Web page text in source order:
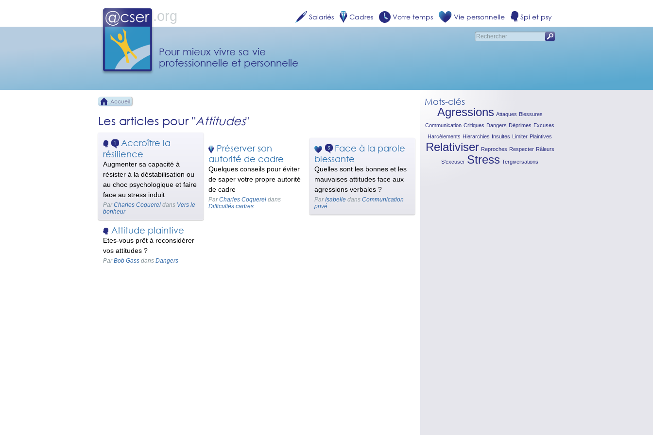
Pour mieux vivre sa vie
professionnelle et personnelle
Salariés Cadres Votre temps Vie personnelle Spi et psy
Accueil
Les articles pour "Attitudes"
1
Accroître la
résilience
Augmenter sa capacité à
résister à la déstabilisation ou
au choc psychologique et faire
face au stress induit
ParCharles Coquerel dans Vers le
bonheur
Préserver son
autorité de cadre
Quelques conseils pour éviter
de saper votre propre autorité
de cadre
ParCharles Coquerel dans
Difficultés cadres
5
Face à la parole
blessante
Quelles sont les bonnes et les
mauvaises attitudes face aux
agressions verbales ?
ParIsabelle dans Communication
privé
Attitude plaintive
Etes-vous prêt à reconsidérer
vos attitudes ?
ParBob Gass dans Dangers
Mots-clés
Agressions Attaques Blessures
Communication Critiques Dangers Déprimes Excuses
Harcèlements Hierarchies Insultes Limiter Plaintives
Relativiser Reproches Respecter Râleurs
S’excuser Stress Tergiversations